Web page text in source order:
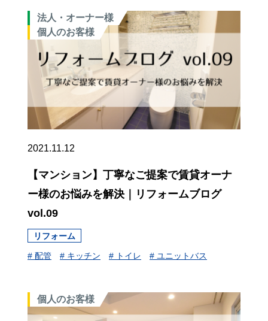
法人・オーナー様
個人のお客様
2021.11.12
【マンション】丁寧なご提案で賃貸オーナ
ー様のお悩みを解決｜リフォームブログ
vol.09
リフォーム
# 配管 # キッチン # トイレ # ユニットバス
個人のお客様